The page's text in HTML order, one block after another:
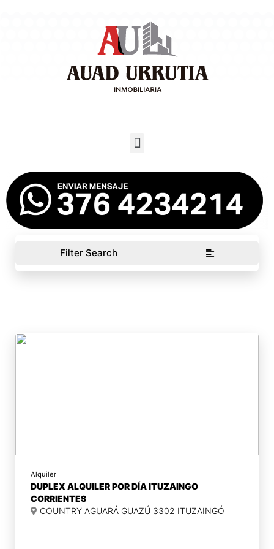
Filter Search
Alquiler
DUPLEX ALQUILER POR DÍA ITUZAINGO
CORRIENTES
COUNTRY AGUARÁ GUAZÚ 3302 ITUZAINGÓ